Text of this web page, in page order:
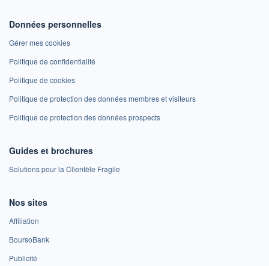
Données personnelles
Gérer mes cookies
Politique de confidentialité
Politique de cookies
Politique de protection des données membres et visiteurs
Politique de protection des données prospects
Guides et brochures
Solutions pour la Clientèle Fragile
Nos sites
Affiliation
BoursoBank
Publicité